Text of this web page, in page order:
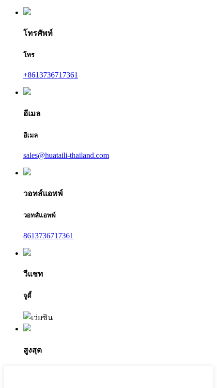
โทรศัพท์
โทร
+8613736717361
อีเมล
อีเมล
sales@huataili-thailand.com
วอทส์แอพพ์
วอทส์แอพพ์
8613736717361
วีแชท
จูดี้
สูงสุด